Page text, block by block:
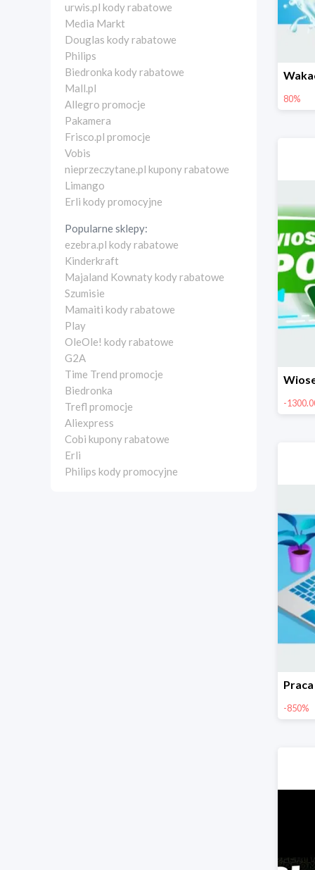
urwis.pl kody rabatowe
Media Markt
Douglas kody rabatowe
Philips
Biedronka kody rabatowe
Mall.pl
Allegro promocje
Pakamera
Frisco.pl promocje
Vobis
nieprzeczytane.pl kupony rabatowe
Limango
Erli kody promocyjne
Popularne sklepy:
ezebra.pl kody rabatowe
Kinderkraft
Majaland Kownaty kody rabatowe
Szumisie
Mamaiti kody rabatowe
Play
OleOle! kody rabatowe
G2A
Time Trend promocje
Biedronka
Trefl promocje
Aliexpress
Cobi kupony rabatowe
Erli
Philips kody promocyjne
80%
-
-850%